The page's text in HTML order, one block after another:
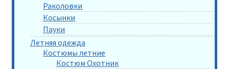
Раколовки
Косынки
Пауки
Летняя одежда
Костюмы летние
Костюм Охотник